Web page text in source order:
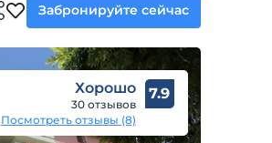
Забронируйте сейчас
Хорошо
30 отзывов
Посмотреть отзывы (8)
7.9